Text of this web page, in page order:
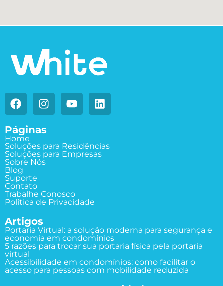
Páginas
Home
Soluções para Residências
Soluções para Empresas
Sobre Nós
Blog
Suporte
Contato
Trabalhe Conosco
Política de Privacidade
Artigos
Portaria Virtual: a solução moderna para segurança e
economia em condomínios
5 razões para trocar sua portaria física pela portaria
virtual
Acessibilidade em condomínios: como facilitar o
acesso para pessoas com mobilidade reduzida